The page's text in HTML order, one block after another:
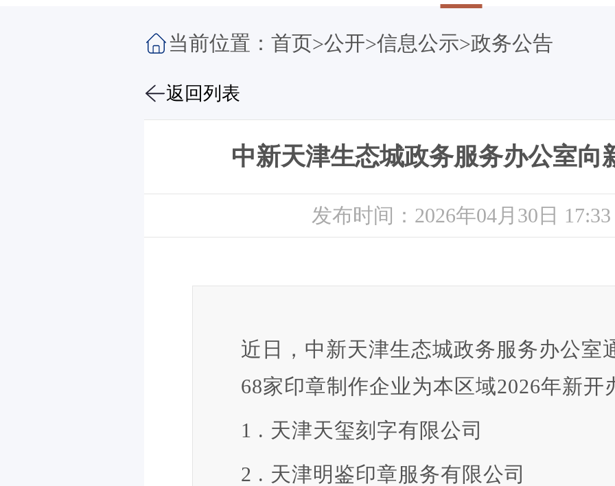
当前位置： 首页>公开>信息公示>政务公告
返回列表
中新天津生态城政务服务办公室
发布时间：2026年04月30日 17:33
近日，中新天津生态城政务服务办公
68家印章制作企业为本区域2026年新
1 . 天津天玺刻字有限公司
2 . 天津明鉴印章服务有限公司